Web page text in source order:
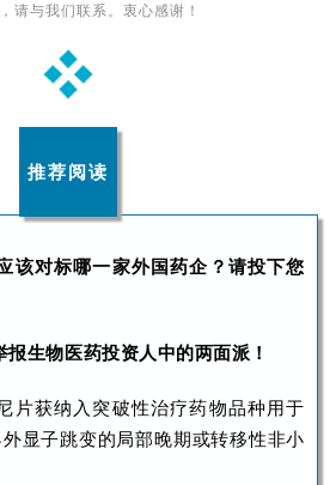
请与我们联系。衷心感谢！
推荐阅读
该对标哪一家外国药企？请投下您
生物医药投资人中的两面派！
片获纳入突破性治疗药物品种用于
显子跳变的局部晚期或转移性非小